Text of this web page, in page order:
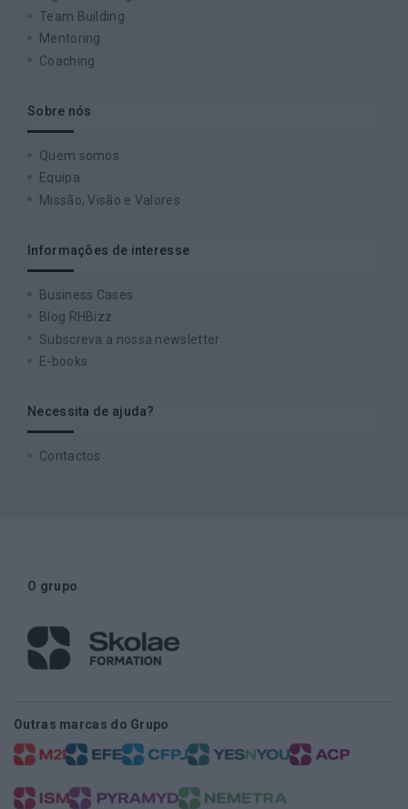
Team Building
Mentoring
Coaching
Sobre nós
Quem somos
Equipa
Missão, Visão e Valores
Informações de interesse
Business Cases
Blog RHBizz
Subscreva a nossa newsletter
E-books
Necessita de ajuda?
Contactos
O grupo
Outras marcas do Grupo